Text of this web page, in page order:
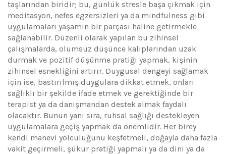
taşlarından biridir; bu, günlük stresle başa çıkmak için
meditasyon, nefes egzersizleri ya da mindfulness gibi
uygulamaları yaşamın bir parçası haline getirmekle
sağlanabilir. Düzenli olarak yapılan bu zihinsel
çalışmalarda, olumsuz düşünce kalıplarından uzak
durmak ve pozitif düşünme pratiği yapmak, kişinin
zihinsel esnekliğini artırır. Duygusal dengeyi sağlamak
için ise, bastırılmış duygulara dikkat etmek, onları
sağlıklı bir şekilde ifade etmek ve gerektiğinde bir
terapist ya da danışmandan destek almak faydalı
olacaktır. Bunun yanı sıra, ruhsal sağlığı destekleyen
uygulamalara geçiş yapmak da önemlidir. Her birey
kendi manevi yolculuğunu keşfetmeli, doğayla daha fazla
vakit geçirmeli, şükür pratiği yapmalı ya da dini ya da